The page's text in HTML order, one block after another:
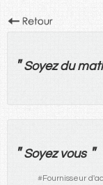
" Soyez du
" Soyez vous "
#Fournisseur